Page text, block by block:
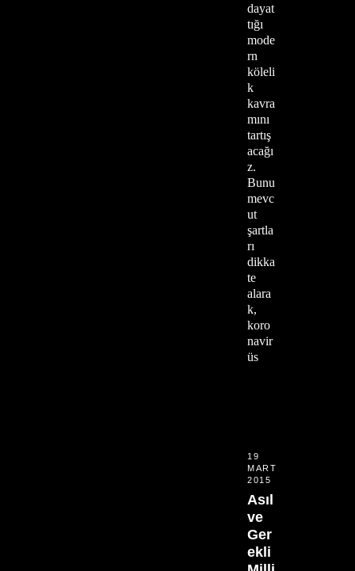
dayat
tığı
mode
rn
köleli
k
kavra
mını
tartış
acağı
z.
Bunu
mevc
ut
şartla
rı
dikka
te
alara
k,
koro
navir
üs
19
MART
2015
Asıl
ve
Ger
ekli